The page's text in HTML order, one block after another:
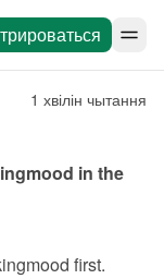
1 хвілін чытання
in the
first.